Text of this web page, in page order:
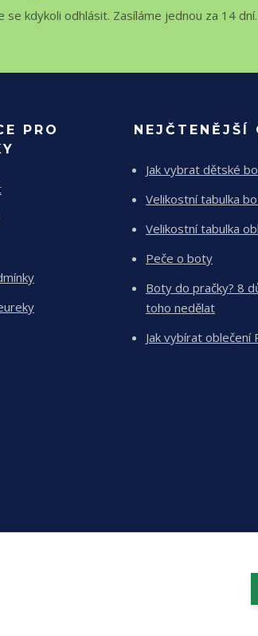
se kdykoli odhlásit. Zasíláme jednou za 14 dní.
PRO
NEJČTENĚJŠÍ
Jak vybrat dětské
Velikostní tabulka
Velikostní tabulka
Peče o boty
Boty do pračky? 8
toho nedělat
Jak vybírat oblečení